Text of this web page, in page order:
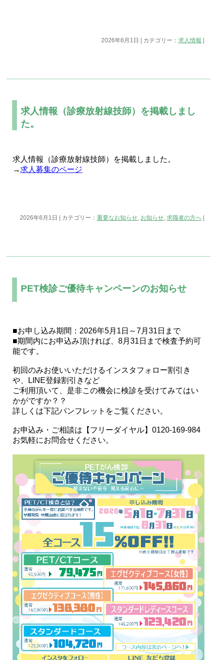
2026年6月1日 | カテゴリー：求人情報
求人情報（診療放射線技師）を掲載しまし
た。
求人情報（診療放射線技師）を掲載しました。
→求人募集のページ
2026年6月1日 | カテゴリー：重要なお知らせ, お知らせ,求職者の方へ
PET検診ご優待キャンペーンのお知らせ
■お申し込み期間：2026年5月1日～7月31日まで
■期間内にお申込み頂ければ、8月31日まで検査予約可
能です。
初回のみお使いいただけるインスタフォロー割引き
や、LINE登録割引きなど
ご利用頂いて、是非この機会に検診を受けてみてはい
かがですか？？
詳しくは下記パンフレットをご覧ください。
お申込み・ご相談は【フリーダイヤル】0120-169-984
お気軽にお問合せください。